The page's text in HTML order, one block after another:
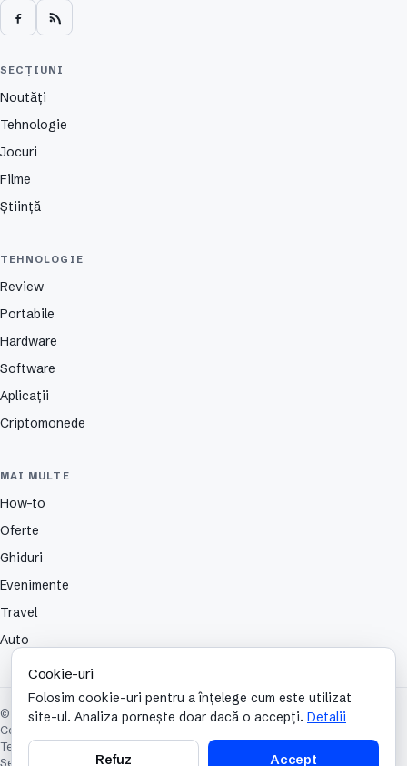
SECȚIUNI
Noutăți
Tehnologie
Jocuri
Filme
Știință
TEHNOLOGIE
Review
Portabile
Hardware
Software
Aplicații
Criptomonede
MAI MULTE
How-to
Oferte
Ghiduri
Evenimente
Travel
Auto
© 2026 TechCafe. Toate drepturile rezervate.
Contact
Termeni și condiții
Setări cookie-uri
Cookie-uri
Folosim cookie-uri pentru a înțelege cum este utilizat
site-ul. Analiza pornește doar dacă o accepți. Detalii
Refuz Accept